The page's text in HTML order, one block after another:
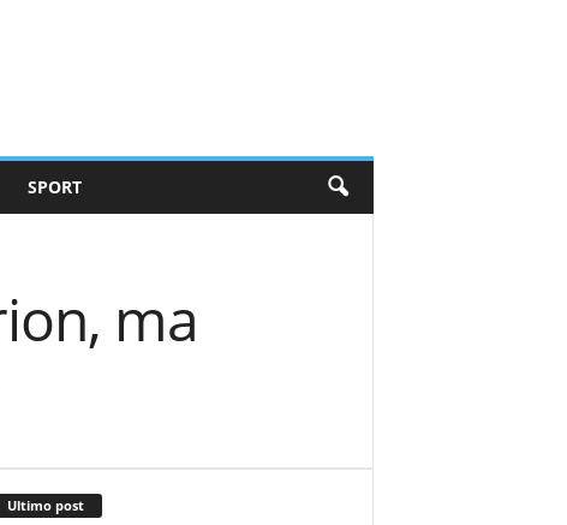
SPORT
ma
Ultimo post